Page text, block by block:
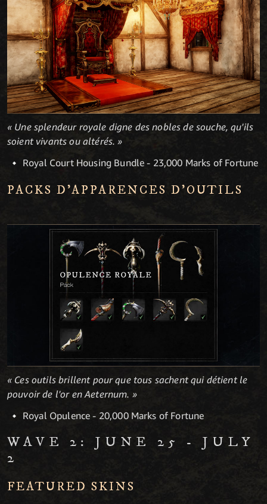
« Une splendeur royale digne des nobles de souche, qu'ils
soient vivants ou altérés. »
Royal Court Housing Bundle - 23,000 Marks of Fortune
PACKS D'APPARENCES D'OUTILS
« Ces outils brillent pour que tous sachent qui détient le
pouvoir de l'or en Aeternum. »
Royal Opulence - 20,000 Marks of Fortune
WAVE 2: JUNE 25 - JULY
2
FEATURED SKINS